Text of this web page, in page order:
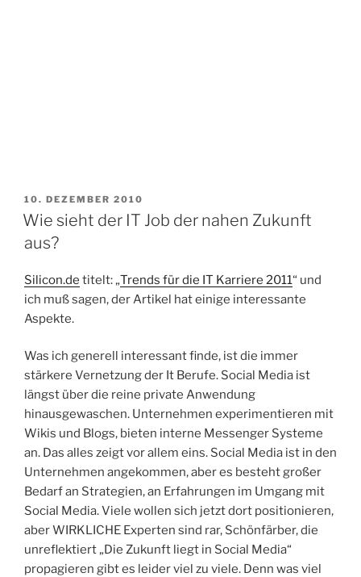
VERÖFFENTLICHT
AM
10. DEZEMBER 2010
Wie sieht der IT Job der nahen Zukunft
aus?
Silicon.de titelt: „Trends für die IT Karriere 2011“ und
ich muß sagen, der Artikel hat einige interessante
Aspekte.
Was ich generell interessant finde, ist die immer
stärkere Vernetzung der It Berufe. Social Media ist
längst über die reine private Anwendung
hinausgewaschen. Unternehmen experimentieren mit
Wikis und Blogs, bieten interne Messenger Systeme
an. Das alles zeigt vor allem eins. Social Media ist in den
Unternehmen angekommen, aber es besteht großer
Bedarf an Strategien, an Erfahrungen im Umgang mit
Social Media. Viele wollen sich jetzt dort positionieren,
aber WIRKLICHE Experten sind rar, Schönfärber, die
unreflektiert „Die Zukunft liegt in Social Media“
propagieren gibt es leider viel zu viele. Denn was viel